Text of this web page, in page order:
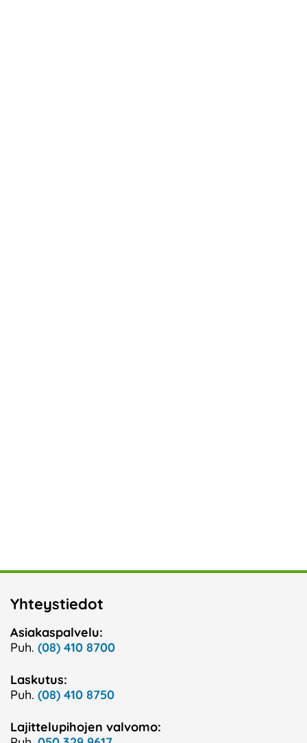
Yhteystiedot
Asiakaspalvelu:
Puh. (08) 410 8700
Laskutus:
Puh. (08) 410 8750
Lajittelupihojen valvomo: